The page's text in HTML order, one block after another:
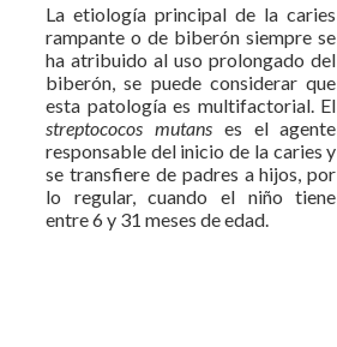
La etiología principal de la caries
rampante o de biberón siempre se
ha atribuido al uso prolongado del
biberón, se puede considerar que
esta patología es multifactorial. El
streptococos mutans es el agente
responsable del inicio de la caries y
se transfiere de padres a hijos, por
lo regular, cuando el niño tiene
entre 6 y 31 meses de edad.